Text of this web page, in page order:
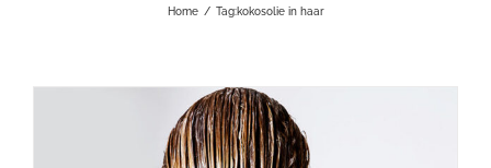
Home / Tag:kokosolie in haar